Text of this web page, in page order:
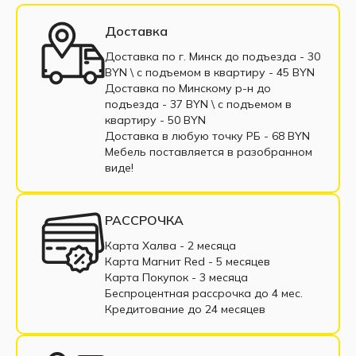
шкафов, мм
Глубина верхних
шкафов, мм
300 (стандарт)
Высота нижних
Высота верхних
Материал корпуса
Материал фасада
МДФ (Холст белый / Холст вулкан)
Столешница
Комплектация:
Нижние модули (корпус БЕЛЫЙ):
КШН2ВЯ 600 (МДФ ХОЛСТ БЕЛЫЙ TF 90)
Модульные кухни
Кухни в рассрочку
Маленькие кухни
Кухни из МДФ
Кухни из ЛДСП
Угловые кухни
Недорогие кухни
Черные кухни
Линейная кухня
Современные кухни
Доставка
Доставка по г. Минск до подъезда - 30
BYN \ c подъемом в квартиру - 45 BYN
Доставка по Минскому р-н до
подъезда - 37 BYN \ c подъемом в
квартиру - 50 BYN
Доставка в любую точку РБ - 68 BYN
Мебель поставляется в разобранном
виде!
РАССРОЧКА
Карта Халва - 2 месяца
Карта Магнит Red - 5 месяцев
Карта Покупок - 3 месяца
Беспроцентная рассрочка до 4 мес.
Кредитование до 24 месяцев